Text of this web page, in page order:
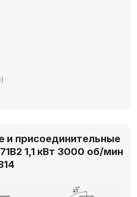
и присоединительные
1,1 кВт 3000 об/мин